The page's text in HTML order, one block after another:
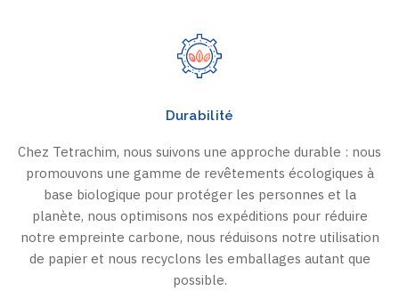
Durabilité
Chez Tetrachim, nous suivons une approche durable : nous
promouvons une gamme de revêtements écologiques à
base biologique pour protéger les personnes et la
planète, nous optimisons nos expéditions pour réduire
notre empreinte carbone, nous réduisons notre utilisation
de papier et nous recyclons les emballages autant que
possible.